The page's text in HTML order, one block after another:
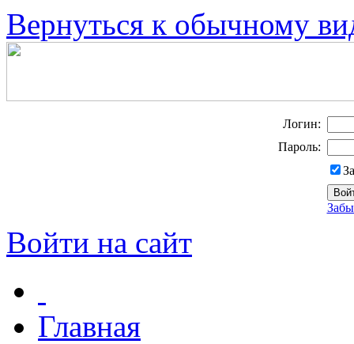
Вернуться к обычному
Логин:
Пароль:
Войти на сайт
Главная